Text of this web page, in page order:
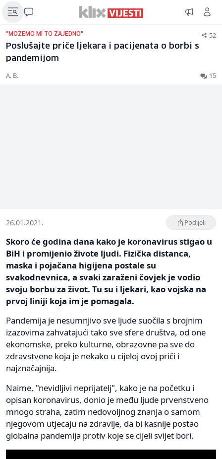
"MOŽEMO MI TO ZAJEDNO" 52
Poslušajte priče ljekara i pacijenata o borbi s
pandemijom
A. B. 15
26.01.2021. Podijeli
Skoro će godina dana kako je koronavirus stigao u
BiH i promijenio živote ljudi. Fizička distanca,
maska i pojačana higijena postale su
svakodnevnica, a svaki zaraženi čovjek je vodio
svoju borbu za život. Tu su i ljekari, kao vojska na
prvoj liniji koja im je pomagala.
Pandemija je nesumnjivo sve ljude suočila s brojnim
izazovima zahvatajući tako sve sfere društva, od one
ekonomske, preko kulturne, obrazovne pa sve do
zdravstvene koja je nekako u cijeloj ovoj priči i
najznačajnija.
Naime, "nevidljivi neprijatelj", kako je na početku i
opisan koronavirus, donio je među ljude prvenstveno
mnogo straha, zatim nedovoljnog znanja o samom
njegovom utjecaju na zdravlje, da bi kasnije postao
globalna pandemija protiv koje se cijeli svijet bori.